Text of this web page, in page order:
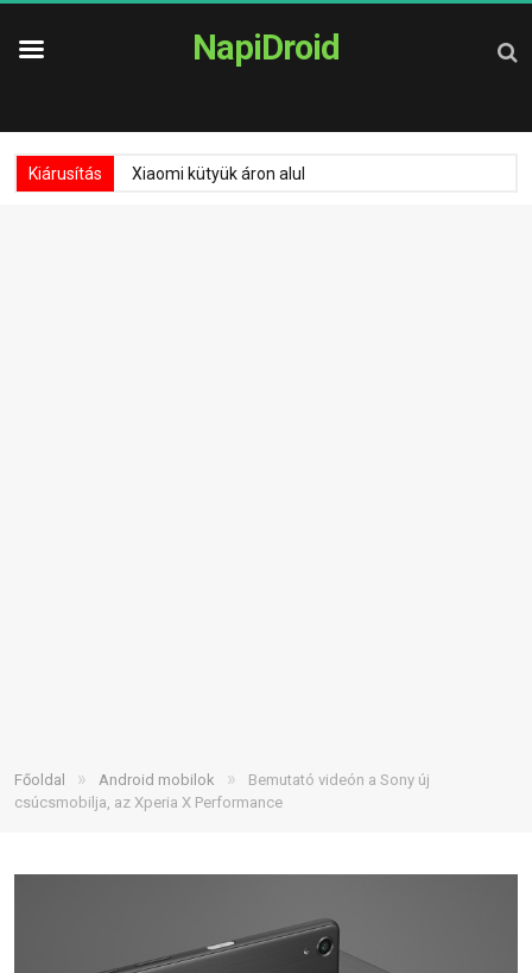
NapiDroid
Kiárusítás Xiaomi kütyük áron alul
Főoldal » Android mobilok »
Bemutató videón a Sony új
csúcsmobilja, az Xperia X Performance